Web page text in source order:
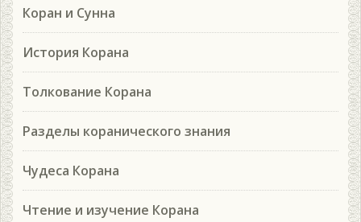
Коран и Сунна
История Корана
Толкование Корана
Разделы коранического знания
Чудеса Корана
Чтение и изучение Корана